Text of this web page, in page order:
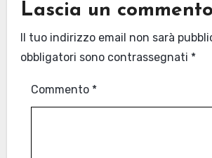
Lascia un commento
Il tuo indirizzo email non sarà
obbligatori sono contrassegnati *
Commento *